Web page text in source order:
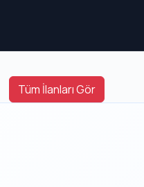
Tüm İlanları Gör